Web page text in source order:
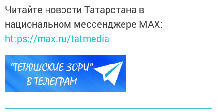
Читайте новости Татарстана в
национальном мессенджере MАХ:
https://max.ru/tatmedia